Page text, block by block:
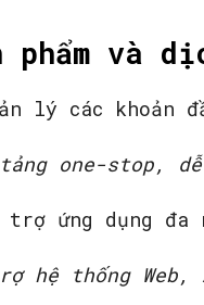
phẩm và
lý các khoản
tảng one-stop,
trợ ứng dụng đa
hệ thống Web,